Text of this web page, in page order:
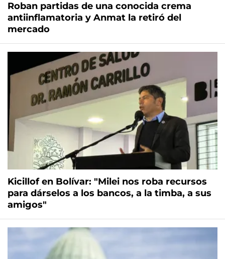
Roban partidas de una conocida crema
antiinflamatoria y Anmat la retiró del
mercado
Kicillof en Bolívar: "Milei nos roba recursos
para dárselos a los bancos, a la timba, a sus
amigos"